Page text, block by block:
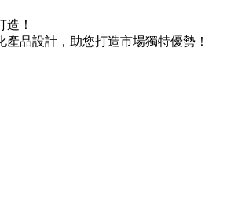
！
品設計，助您打造市場獨特優勢！